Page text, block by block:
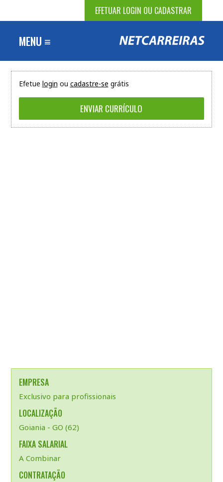
EFETUAR LOGIN OU CADASTRAR
MENU ≡
Efetue login ou cadastre-se grátis
EMPRESA
Exclusivo para profissionais
LOCALIZAÇÃO
Goiania - GO (62)
FAIXA SALARIAL
A Combinar
CONTRATAÇÃO